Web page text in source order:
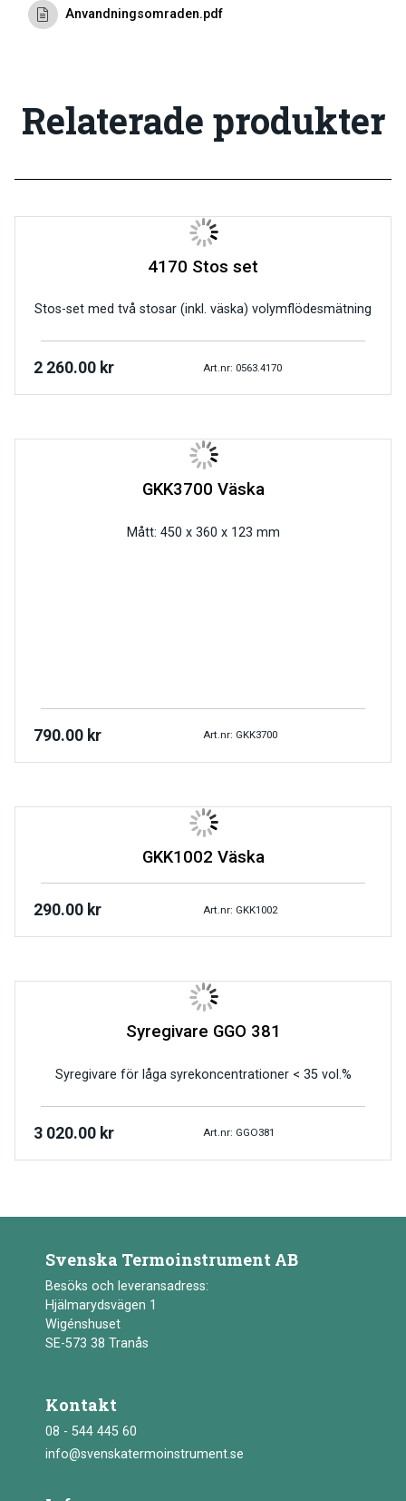
Anvandningsomraden.pdf
Relaterade produkter
4170 Stos set
Stos-set med två stosar (inkl. väska) volymflödesmätning
2 260.00 kr Art.nr: 0563.4170
GKK3700 Väska
Mått: 450 x 360 x 123 mm
790.00 kr Art.nr: GKK3700
GKK1002 Väska
290.00 kr Art.nr: GKK1002
Syregivare GGO 381
Syregivare för låga syrekoncentrationer < 35 vol.%
3 020.00 kr Art.nr: GGO381
Svenska Termoinstrument AB
Besöks och leveransadress:
Hjälmarydsvägen 1
Wigénshuset
SE-573 38 Tranås
Kontakt
08 - 544 445 60
info@svenskatermoinstrument.se